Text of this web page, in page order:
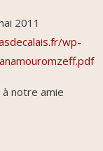
2011
wp-
notre amie